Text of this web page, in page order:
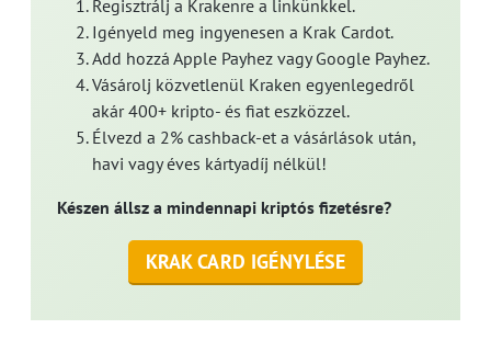
Regisztrálj a Krakenre a linkünkkel.
Igényeld meg ingyenesen a Krak Cardot.
Add hozzá Apple Payhez vagy Google Payhez.
Vásárolj közvetlenül Kraken egyenlegedről
akár 400+ kripto- és fiat eszközzel.
Élvezd a 2% cashback-et a vásárlások után,
havi vagy éves kártyadíj nélkül!
Készen állsz a mindennapi kriptós fizetésre?
KRAK CARD IGÉNYLÉSE